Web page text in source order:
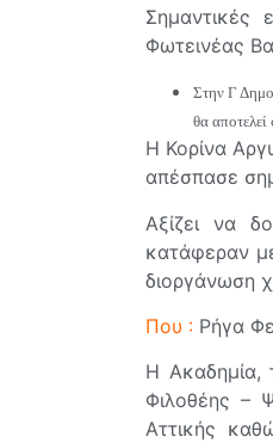
Σημαντικές
Φωτεινέας
Στην Γ
θα αποτελεί
Η Κορίνα
απέσπασε
Αξίζει να
κατάφεραν
διοργάνωση
Που : Ρήγα
Η Ακαδημία,
Φιλοθέης –
Αττικής